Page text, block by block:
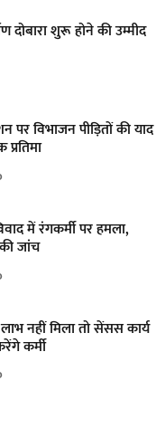
दोबारा शुरू होने की उम्मीद
पर विभाजन पीड़ितों की याद
में रंगकर्मी पर हमला,
जांच
नहीं मिला तो सेंसस कार्य
कर्मी